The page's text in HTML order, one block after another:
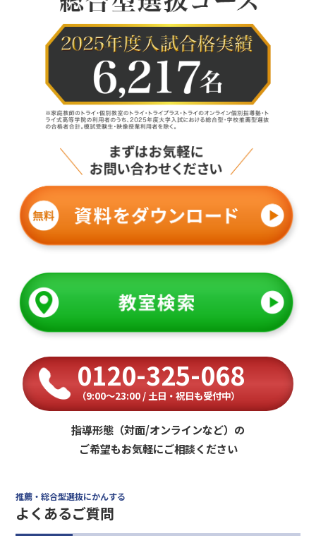
0120-325-068
（9:00〜23:00 / 土日・祝日も受付中）
指導形態（対面/オンラインなど）の
ご希望もお気軽にご相談ください
推薦・総合型選抜にかんする
よくあるご質問